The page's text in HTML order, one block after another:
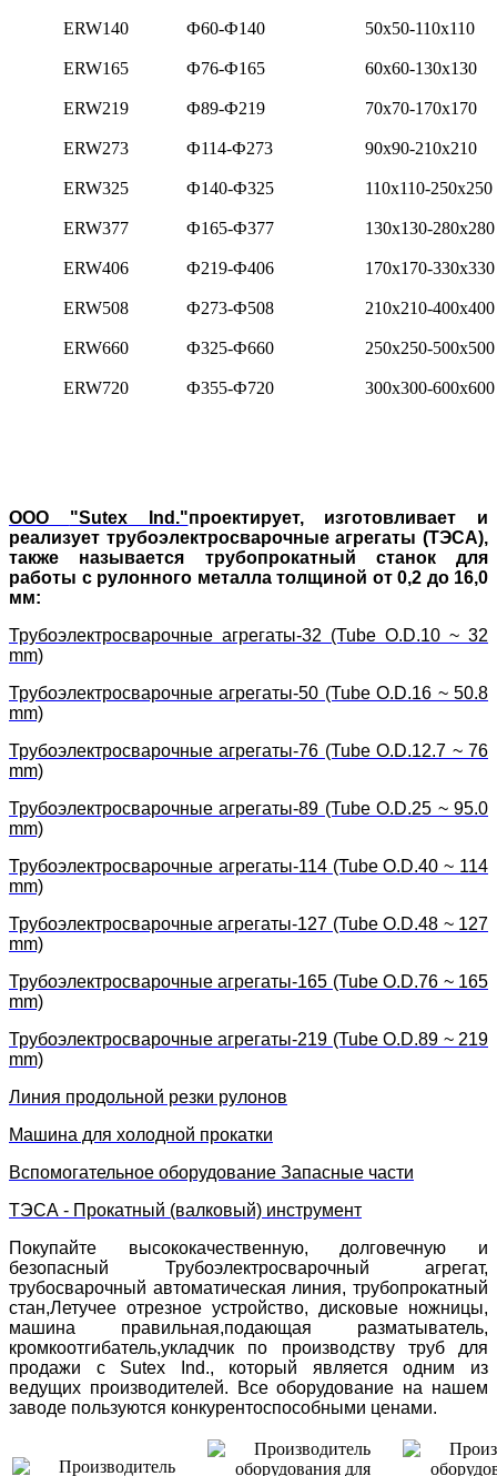
ERW140 Ф60-Ф140 50x50-110x110
ERW165 Ф76-Ф165 60x60-130x130
ERW219 Ф89-Ф219 70x70-170x170
ERW273 Ф114-Ф273 90x90-210x210
ERW325 Ф140-Ф325 110x110-250x250
ERW377 Ф165-Ф377 130x130-280x280
ERW406 Ф219-Ф406 170x170-330x330
ERW508 Ф273-Ф508 210x210-400x400
ERW660 Ф325-Ф660 250x250-500x500
ERW720 Ф355-Ф720 300x300-600x600
ООО "Sutex Ind."проектирует, изготовливает и
реализует трубоэлектросварочные агрегаты (ТЭСА),
также называется трубопрокатный станок для
работы с рулонного металла толщиной от 0,2 до 16,0
мм:
Трубоэлектросварочные агрегаты-32 (Tube O.D.10 ~ 32
mm)
Трубоэлектросварочные агрегаты-50 (Tube O.D.16 ~ 50.8
mm)
Трубоэлектросварочные агрегаты-76 (Tube O.D.12.7 ~ 76
mm)
Трубоэлектросварочные агрегаты-89 (Tube O.D.25 ~ 95.0
mm)
Трубоэлектросварочные агрегаты-114 (Tube O.D.40 ~ 114
mm)
Трубоэлектросварочные агрегаты-127 (Tube O.D.48 ~ 127
mm)
Трубоэлектросварочные агрегаты-165 (Tube O.D.76 ~ 165
mm)
Трубоэлектросварочные агрегаты-219 (Tube O.D.89 ~ 219
mm)
Линия продольной резки рулонов
Машина для холодной прокатки
Вспомогательное оборудование Запасные части
ТЭСА - Прокатный (валковый) инструмент
Покупайте высококачественную, долговечную и
безопасный Трубоэлектросварочный агрегат,
трубосварочный автоматическая линия, трубопрокатный
стан,Летучее отрезное устройство, дисковые ножницы,
машина правильная,подающая разматыватель,
кромкоотгибатель,укладчик по производству труб для
продажи с Sutex Ind., который является одним из
ведущих производителей. Все оборудование на нашем
заводе пользуются конкурентоспособными ценами.